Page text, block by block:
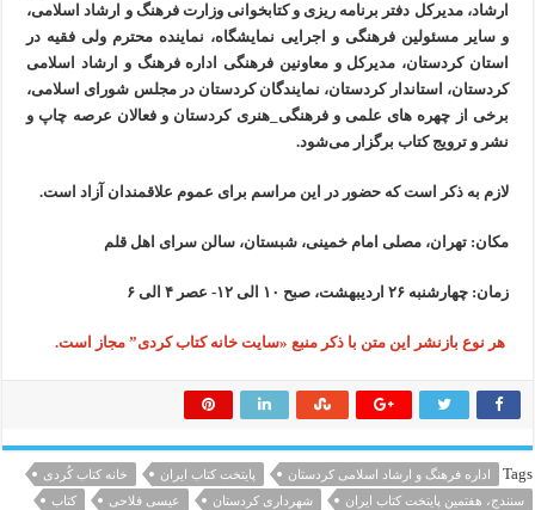
ارشاد، مدیرکل دفتر برنامه ریزی و کتابخوانی وزارت فرهنگ و ارشاد اسلامی،
و سایر مسئولین فرهنگی و اجرایی نمایشگاه، نماینده محترم ولی فقیه در
استان کردستان، مدیرکل و معاونین فرهنگی اداره فرهنگ و ارشاد اسلامی
کردستان، استاندار کردستان، نمایندگان کردستان در مجلس شورای اسلامی،
برخی از چهره های علمی و فرهنگی_هنری کردستان و فعالان عرصه چاپ و
نشر و ترویج کتاب برگزار می‌شود.
لازم به ذکر است که حضور در این مراسم برای عموم علاقمندان آزاد است.
مکان: تهران، مصلی امام خمینی، شبستان، سالن سرای اهل قلم
زمان: چهارشنبه ۲۶ اردیبهشت، صبح ۱۰ الی ۱۲- عصر ۴ الی ۶
هر نوع بازنشر این متن با ذکر منبع «سایت خانه کتاب کردی” مجاز است.
Tags اداره فرهنگ و ارشاد اسلامی کردستان پایتخت کتاب ایران
خانه کتاب کُردی
سنندج، هفتمین پایتخت کتاب ایران
شهرداری کردستان عیسی فلاحی کتاب